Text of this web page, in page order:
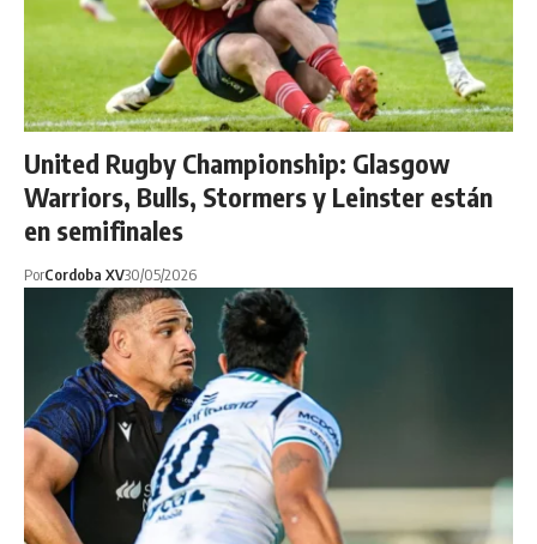
United Rugby Championship: Glasgow
Warriors, Bulls, Stormers y Leinster están
en semifinales
PorCordoba XV30/05/2026